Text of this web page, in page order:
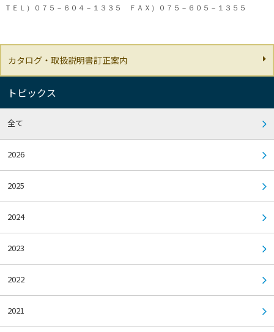
ＴＥＬ）０７５－６０４－１３３５ ＦＡＸ）０７５－６０５－１３５５
カタログ・取扱説明書訂正案内
トピックス
全て
2026
2025
2024
2023
2022
2021